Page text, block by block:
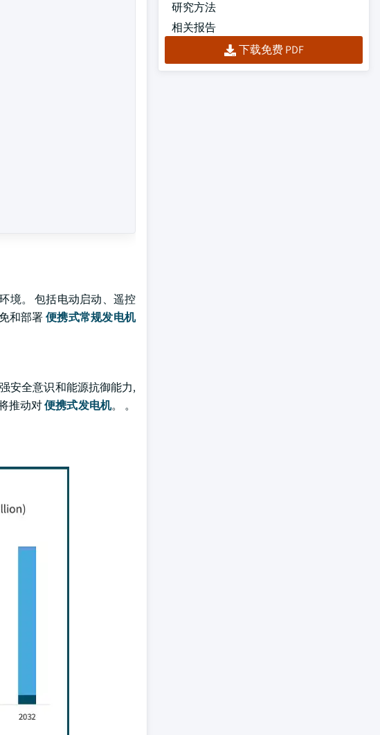
境。 包括电动启动、遥控
和部署便携式常规发电机
安全意识和能源抗御能力,
推动对便携式发电机。 。
研究方法
相关报告
下载免费 PDF